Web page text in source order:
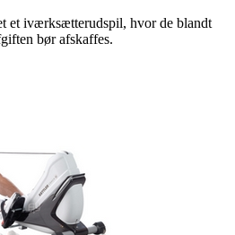
et iværksætterudspil, hvor de blandt
bør afskaffes.